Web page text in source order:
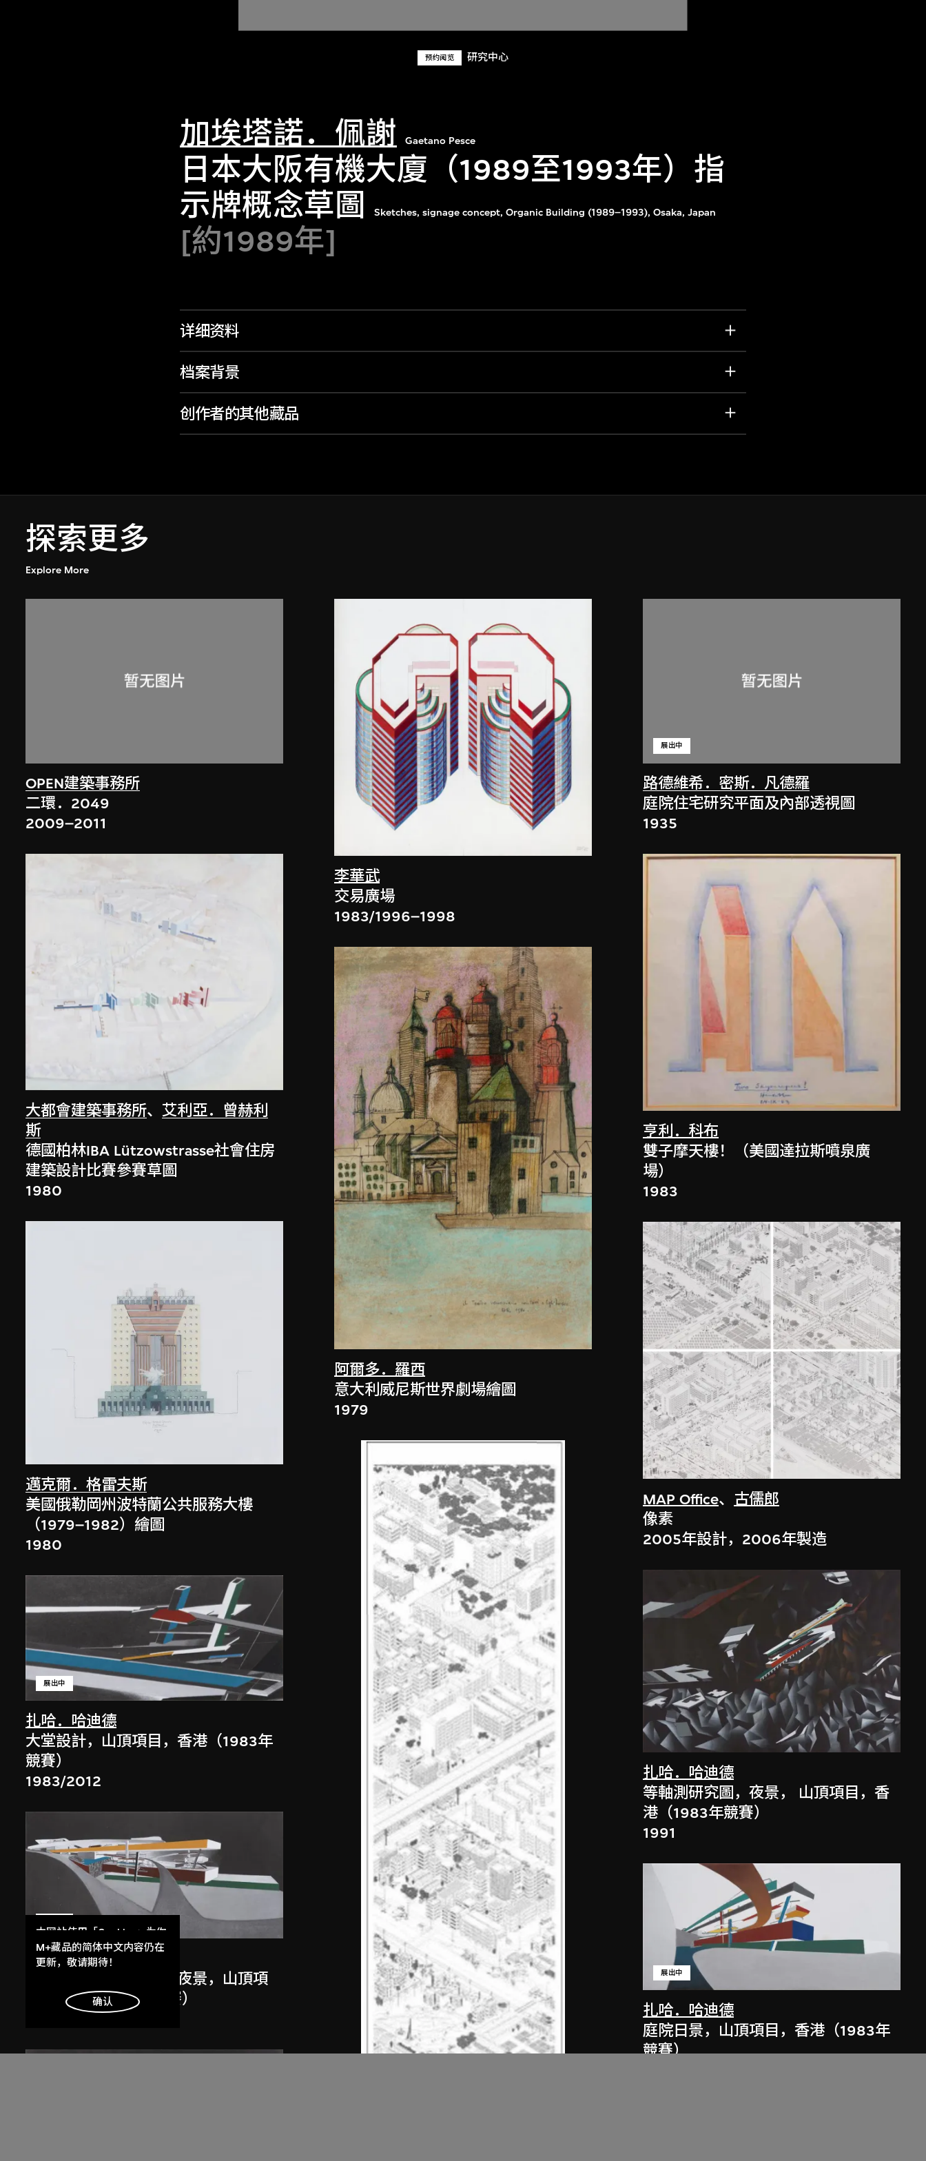
预约阅览 研究中心
加埃塔諾．佩謝 Gaetano Pesce
日本大阪有機大廈（1989至1993年）指
示牌概念草圖
Sketches, signage concept, Organic Building (1989–1993), Osaka, Japan
[約1989年]
详细资料
档案背景
创作者的其他藏品
探索更多
Explore More
OPEN建築事務所
二環．2049
2009–2011
大都會建築事務所、艾利亞．曾赫利
斯
德國柏林IBA Lützowstrasse社會住房
建築設計比賽參賽草圖
1980
邁克爾．格雷夫斯
美國俄勒岡州波特蘭公共服務大樓
（1979–1982）繪圖
1980
扎哈．哈迪德
展出中
大堂設計，山頂項目，香港（1983年
競賽）
1983/2012
扎哈．哈迪德
斜坡入口／坡度入口，夜景，山頂項
目，香港（1983年競賽）
1983/2012
李華武
交易廣場
1983/1996–1998
阿爾多．羅西
意大利威尼斯世界劇場繪圖
1979
路德維希．密斯．凡德羅
展出中
庭院住宅研究平面及內部透視圖
1935
亨利．科布
雙子摩天樓！（美國達拉斯噴泉廣
場）
1983
MAP Office、 古儒郎
像素
2005年設計，2006年製造
扎哈．哈迪德
等軸測研究圖，夜景， 山頂項目，香
港（1983年競賽）
1991
扎哈．哈迪德
展出中
庭院日景，山頂項目，香港（1983年
競賽）
本网站使用「Cookies」为你
提供最好的网站体验。
了解更多
明白
M+藏品的简体中文内容仍在
更新，敬请期待！
确认